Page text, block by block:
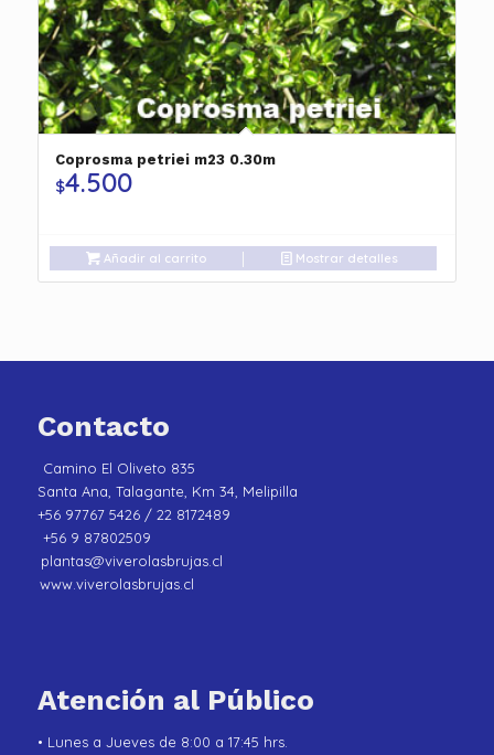
Coprosma petriei m23 0.30m
$4.500
Añadir al carrito Mostrar detalles
Contacto
Camino El Oliveto 835
Santa Ana, Talagante, Km 34, Melipilla
+56 97767 5426 / 22 8172489
+56 9 87802509
plantas@viverolasbrujas.cl
www.viverolasbrujas.cl
Atención al Público
• Lunes a Jueves de 8:00 a 17:45 hrs.